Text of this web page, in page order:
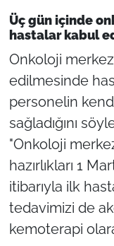
Üç gün içinde
hastalar kabul
Onkoloji
edilmesinde
personelin
sağladığını
"Onkoloji
hazırlıkları 1
itibarıyla ilk
tedavimizi de
kemoterapi